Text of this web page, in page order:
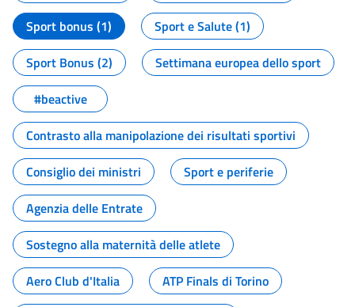
Sport bonus (1)
Sport e Salute (1)
Sport Bonus (2)
Settimana europea dello sport
#beactive
Contrasto alla manipolazione dei risultati sportivi
Consiglio dei ministri
Sport e periferie
Agenzia delle Entrate
Sostegno alla maternità delle atlete
Aero Club d'Italia
ATP Finals di Torino